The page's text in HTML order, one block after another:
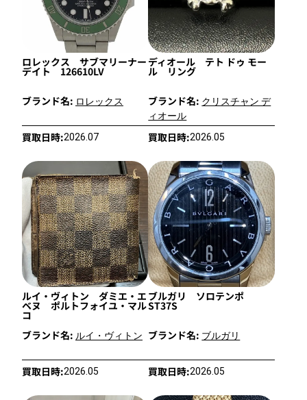
ロレックス サブマリーナー
デイト 126610LV
ブランド名: ロレックス
買取日時:2026.07
ディオール テト ドゥ モー
ル リング
ブランド名: クリスチャン デ
ィオール
買取日時:2026.05
ルイ・ヴィトン ダミエ・エ
ベヌ ポルトフォイユ・マル
コ
ブランド名: ルイ・ヴィトン
買取日時:2026.05
ブルガリ ソロテンポ
ST37S
ブランド名: ブルガリ
買取日時:2026.05